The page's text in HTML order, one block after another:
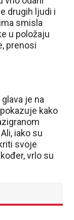
drugih ljudi i
smisla
u položaju
prenosi
je na
kako
iako su
svoje
vrlo su